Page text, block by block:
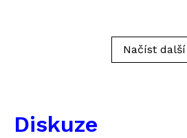
Načíst další
Diskuze